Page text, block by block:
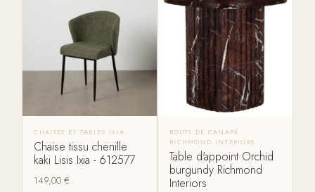
CHAISES ET TABLES IXIA
Chaise tissu chenille
kaki Lisis Ixia - 612577
149,00€
BOUTS DE CANAPÉ
RICHMOND INTERIORS
Table d'appoint Orchid
burgundy Richmond
Interiors